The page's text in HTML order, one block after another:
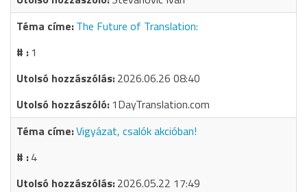
The Future of Translation:
1
2026.06.26 08:40
1DayTranslation.com
Vigyázat, csalók akcióban!
4
2026.05.22 17:49